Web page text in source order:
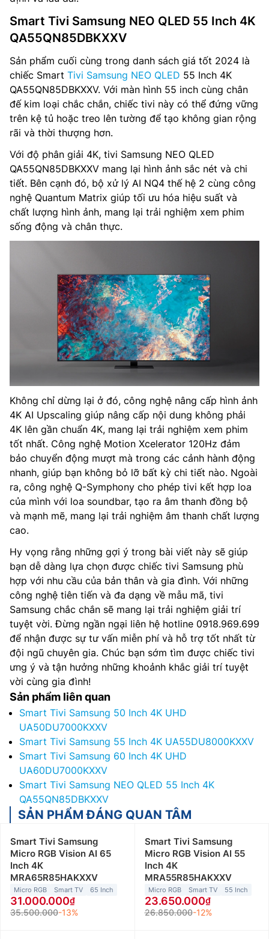
Smart Tivi Samsung NEO QLED 55 Inch 4K
QA55QN85DBKXXV
Sản phẩm cuối cùng trong danh sách giá tốt 2024 là
chiếc Smart Tivi Samsung NEO QLED 55 Inch 4K
QA55QN85DBKXXV. Với màn hình 55 inch cùng chân
đế kim loại chắc chắn, chiếc tivi này có thể đứng vững
trên kệ tủ hoặc treo lên tường để tạo không gian rộng
rãi và thời thượng hơn.
Với độ phân giải 4K, tivi Samsung NEO QLED
QA55QN85DBKXXV mang lại hình ảnh sắc nét và chi
tiết. Bên cạnh đó, bộ xử lý AI NQ4 thế hệ 2 cùng công
nghệ Quantum Matrix giúp tối ưu hóa hiệu suất và
chất lượng hình ảnh, mang lại trải nghiệm xem phim
sống động và chân thực.
Không chỉ dừng lại ở đó, công nghệ nâng cấp hình ảnh
4K AI Upscaling giúp nâng cấp nội dung không phải
4K lên gần chuẩn 4K, mang lại trải nghiệm xem phim
tốt nhất. Công nghệ Motion Xcelerator 120Hz đảm
bảo chuyển động mượt mà trong các cảnh hành động
nhanh, giúp bạn không bỏ lỡ bất kỳ chi tiết nào. Ngoài
ra, công nghệ Q-Symphony cho phép tivi kết hợp loa
của mình với loa soundbar, tạo ra âm thanh đồng bộ
và mạnh mẽ, mang lại trải nghiệm âm thanh chất lượng
cao.
Hy vọng rằng những gợi ý trong bài viết này sẽ giúp
bạn dễ dàng lựa chọn được chiếc tivi Samsung phù
hợp với nhu cầu của bản thân và gia đình. Với những
công nghệ tiên tiến và đa dạng về mẫu mã, tivi
Samsung chắc chắn sẽ mang lại trải nghiệm giải trí
tuyệt vời. Đừng ngần ngại liên hệ hotline 0918.969.699
để nhận được sự tư vấn miễn phí và hỗ trợ tốt nhất từ
đội ngũ chuyên gia. Chúc bạn sớm tìm được chiếc tivi
ưng ý và tận hưởng những khoảnh khắc giải trí tuyệt
vời cùng gia đình!
Sản phẩm liên quan
Smart Tivi Samsung 50 Inch 4K UHD
UA50DU7000KXXV
Smart Tivi Samsung 55 Inch 4K UA55DU8000KXXV
Smart Tivi Samsung 60 Inch 4K UHD
UA60DU7000KXXV
Smart Tivi Samsung NEO QLED 55 Inch 4K
QA55QN85DBKXXV
SẢN PHẨM ĐÁNG QUAN TÂM
Smart Tivi Samsung
Micro RGB Vision AI 65
Inch 4K
MRA65R85HAKXXV
Micro RGB Smart TV 65 Inch
31.000.000
35.500.000-13%
Smart Tivi Samsung
Micro RGB Vision AI 55
Inch 4K
MRA55R85HAKXXV
Micro RGB Smart TV 55 Inch
23.650.000
26.850.000-12%